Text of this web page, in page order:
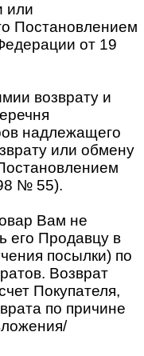
или
Постановлением
от 19
возврату и
надлежащего
или обмену
№ 55).
Вам не
его Продавцу в
посылки) по
Возврат
Покупателя,
по причине